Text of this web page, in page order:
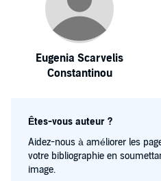
Eugenia Scarvelis
Constantinou
Êtes-vous auteur ?
Aidez-nous à améliorer les
votre bibliographie en
image.